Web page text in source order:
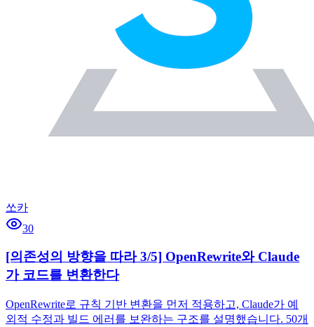
쏘카
30
[의존성의 방향을 따라 3/5] OpenRewrite와 Claude
가 코드를 변환한다
OpenRewrite로 규칙 기반 변환을 먼저 적용하고, Claude가 예
외적 수정과 빌드 에러를 보완하는 구조를 설명했습니다. 50개